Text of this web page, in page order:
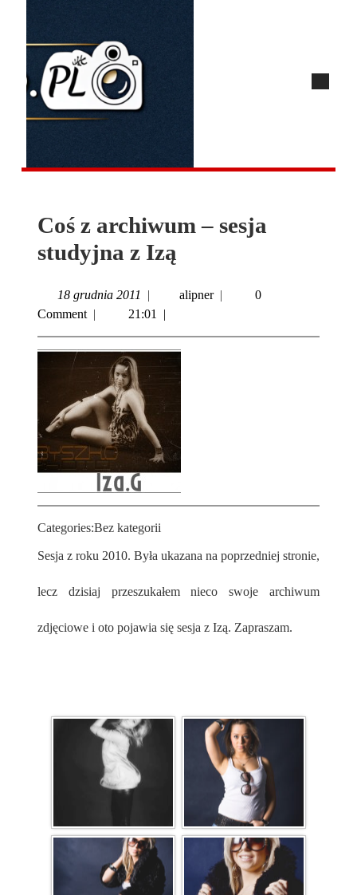
Coś z archiwum – sesja
studyjna z Izą
18 grudnia 2011 | alipner |
0
Comment | 21:01 |
Categories:Bez kategorii
Sesja z roku 2010. Była ukazana na poprzedniej stronie,
lecz dzisiaj przeszukałem nieco swoje archiwum
zdjęciowe i oto pojawia się sesja z Izą. Zapraszam.